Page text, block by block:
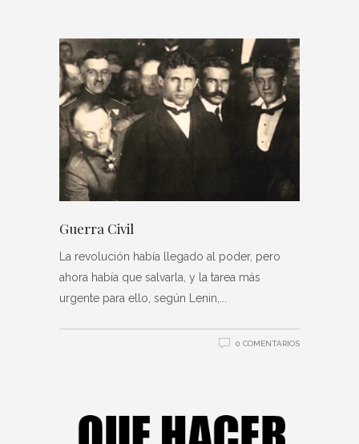
Guerra Civil
La revolución había llegado al poder, pero
ahora había que salvarla, y la tarea más
urgente para ello, según Lenin,
0 COMENTARIOS